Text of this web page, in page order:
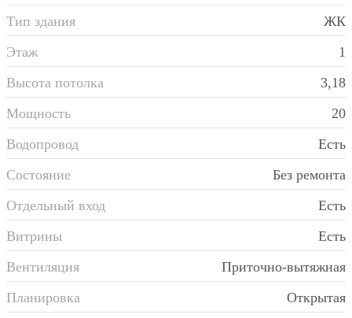
Тип здания
ЖК
Этаж
1
Высота потолка
3,18
Мощность
20
Водопровод
Есть
Состояние
Без ремонта
Отдельный вход
Есть
Витрины
Есть
Вентиляция
Приточно-вытяжная
Планировка
Открытая